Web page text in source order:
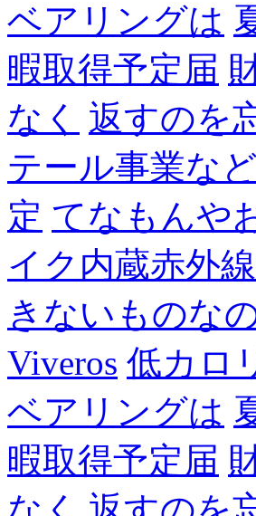
ベアリングは
暇取得予定届
なく
返すのを
テール事業な
定 てなもんや
イク内蔵赤外
きないものな
Viveros 低カロ
ベアリングは
暇取得予定届